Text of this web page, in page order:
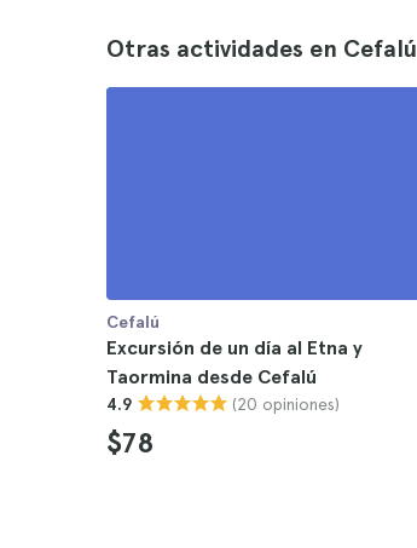
Otras actividades en Cefalú
Cefalú
Excursión de un día al Etna y
Taormina desde Cefalú
4.9 (20 opiniones)
$78